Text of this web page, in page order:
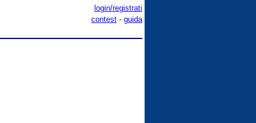
login/registrati
contest - guida